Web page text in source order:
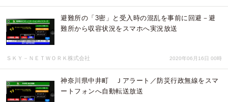
避難所の「3密」と受入時の混乱を事前に回避－避
難所から収容状況をスマホへ実況放送
ＳＫＹ－ＮＥＴＷＯＲＫ株式会社 2020年06月16日 00時
神奈川県中井町 Ｊアラート／防災行政無線をスマ
ートフォンへ自動転送放送